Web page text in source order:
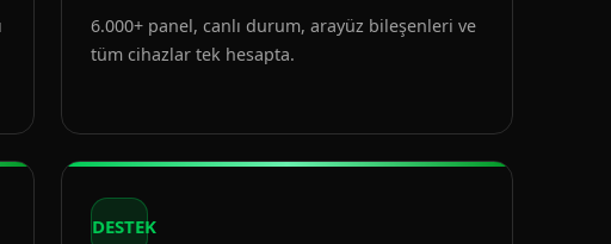
6.000+ panel, canlı durum, arayüz bileşenleri ve
tüm cihazlar tek hesapta.
DESTEK